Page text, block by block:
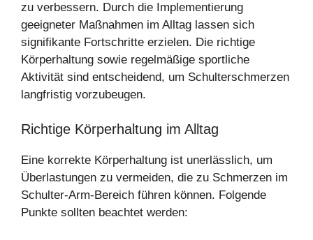
zu verbessern. Durch die Implementierung
geeigneter Maßnahmen im Alltag lassen sich
signifikante Fortschritte erzielen. Die richtige
Körperhaltung sowie regelmäßige sportliche
Aktivität sind entscheidend, um Schulterschmerzen
langfristig vorzubeugen.
Richtige Körperhaltung im Alltag
Eine korrekte Körperhaltung ist unerlässlich, um
Überlastungen zu vermeiden, die zu Schmerzen im
Schulter-Arm-Bereich führen können. Folgende
Punkte sollten beachtet werden: